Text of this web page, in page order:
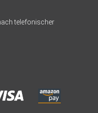
telefonischer